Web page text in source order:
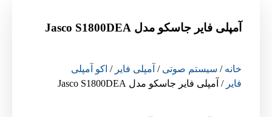
آمپلی فایر جاسکو مدل Jasco S1800DEA
خانه/سیستم صوتی /آمپلی فایر/اکو آمپلی
فایر/ آمپلی فایر جاسکو مدل Jasco S1800DEA